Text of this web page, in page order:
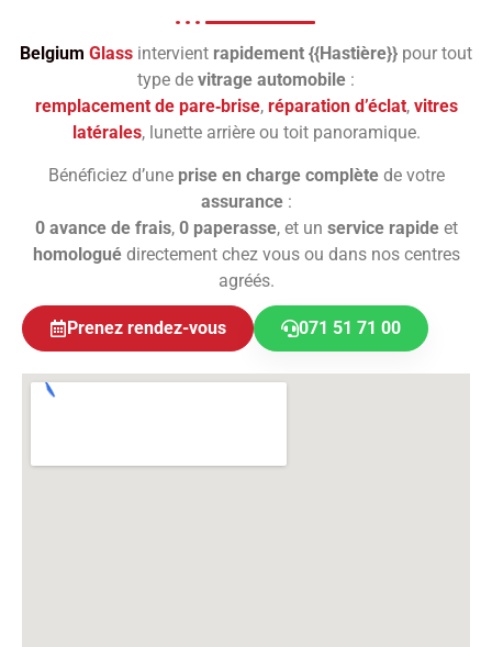
Belgium Glass intervient rapidement {{Hastière}} pour tout
type de vitrage automobile :
remplacement de pare‑brise, réparation d’éclat, vitres
latérales, lunette arrière ou toit panoramique.
Bénéficiez d’une prise en charge complètede votre
assurance:
0 avance de frais, 0 paperasse, et un service rapideet
homologuédirectement chez vous ou dans nos centres
agréés.
Prenez rendez-vous 071 51 71 00